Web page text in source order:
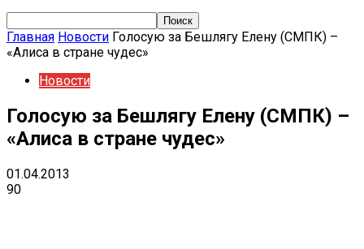
Главная Новости Голосую за Бешлягу Елену (СМПК) –
«Алиса в стране чудес»
Новости
Голосую за Бешлягу Елену (СМПК) –
«Алиса в стране чудес»
01.04.2013
90